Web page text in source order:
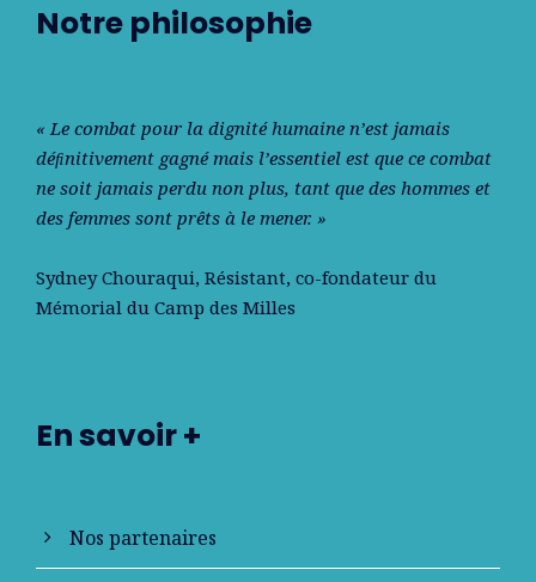
Notre philosophie
« Le combat pour la dignité humaine n’est jamais
déﬁnitivement gagné mais l’essentiel est que ce combat
ne soit jamais perdu non plus, tant que des hommes et
des femmes sont prêts à le mener. »
Sydney Chouraqui, Résistant, co-fondateur du
Mémorial du Camp des Milles
En savoir +
Nos partenaires